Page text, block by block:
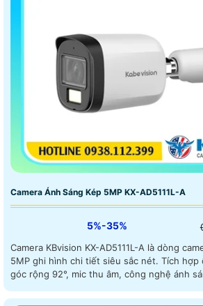
Camera Ánh Sáng Kép 5MP KX-AD5111L-A
5%-35%
Camera KBvision KX-AD5111L-A là dòng
5MP ghi hình chi tiết siêu sắc nét. Tích hợp ống kính 3. 6mm với
góc rộng 92°, mic thu âm, công nghệ ánh